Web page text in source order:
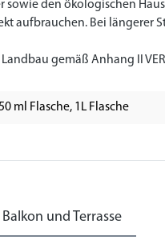
sowie den ökologischen
aufbrauchen. Bei längerer
gemäß Anhang II
ml Flasche, 1L Flasche
und Terrasse